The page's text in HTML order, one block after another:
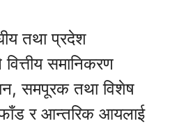
तथा प्रदेश
समानिकरण
समपूरक तथा विशेष
र आन्तरिक आयलाई